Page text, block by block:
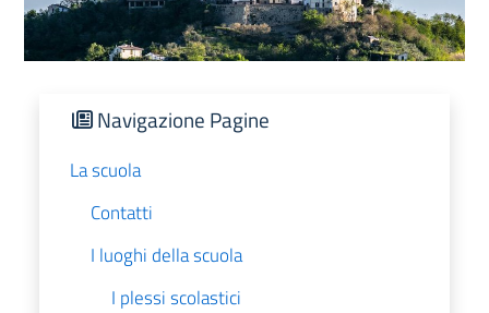
Navigazione Pagine
La scuola
Contatti
I luoghi della scuola
I plessi scolastici